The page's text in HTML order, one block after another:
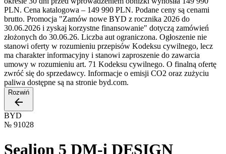
PLN. Cena katalogowa – 149 990 PLN. Podane ceny są cenami
brutto. Promocja "Zamów nowe BYD z rocznika 2026 do
30.06.2026 i zyskaj korzystne finansowanie" dotyczą zamówień
złożonych do 30.06.26. Liczba aut ograniczona. Ogłoszenie nie
stanowi oferty w rozumieniu przepisów Kodeksu cywilnego, lecz
ma charakter informacyjny i stanowi zaproszenie do zawarcia
umowy w rozumieniu art. 71 Kodeksu cywilnego. O finalną ofertę
zwróć się do sprzedawcy. Informacje o emisji CO2 oraz zużyciu
paliwa dostępne są na stronie byd.com.
Rozwiń
BYD
№ 91028
Sealion 5 DM-i DESIGN